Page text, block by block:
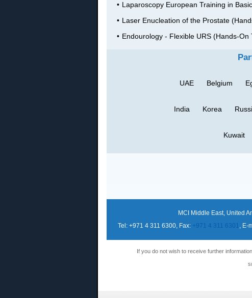
• Laparoscopy European Training in
• Laser Enucleation of the Prostate
• Endourology - Flexible URS (Hands-On
UAE Belgium
India Korea
Kuwait
MCI Middle East, United
Tel: +971 4 311 6300, Fax: +971 4 311 6301, E-
If you do not wish to receive further